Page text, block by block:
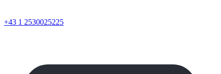
+43 1 2530025225